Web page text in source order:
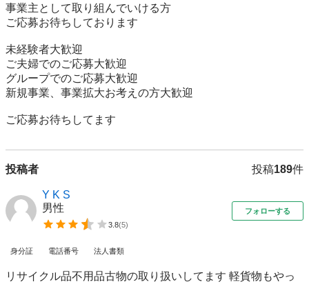
事業主として取り組んでいける方
ご応募お待ちしております
未経験者大歓迎
ご夫婦でのご応募大歓迎
グループでのご応募大歓迎
新規事業、事業拡大お考えの方大歓迎
ご応募お待ちしてます
投稿者 投稿189件
Y K S
男性
3.8(5)
フォローする
身分証 電話番号 法人書類
リサイクル品不用品古物の取り扱いしてます 軽貨物もやっ